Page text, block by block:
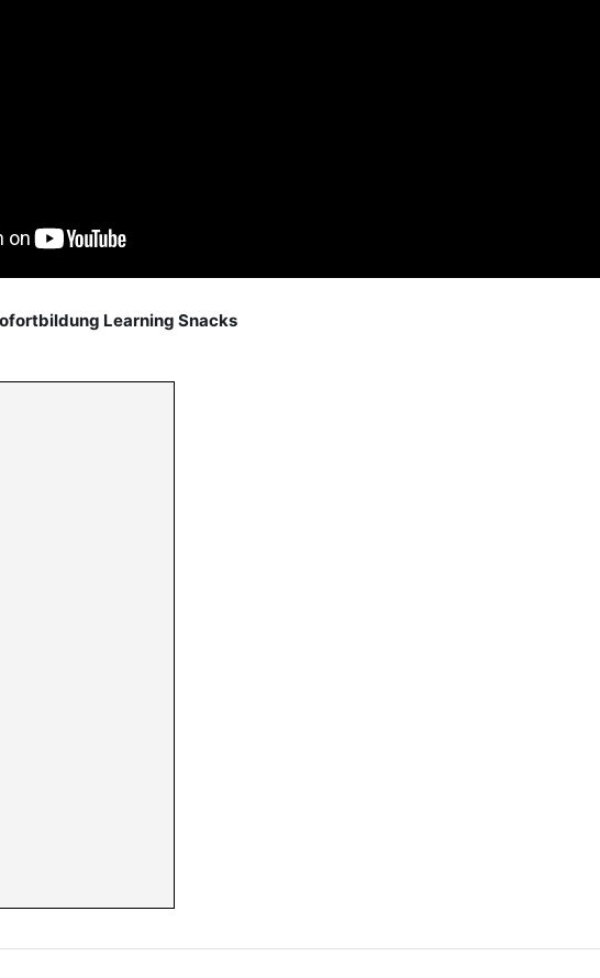
Learning Snacks